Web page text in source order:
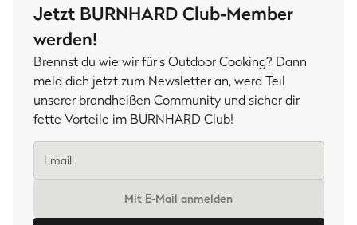
Jetzt BURNHARD Club-Member
werden!
Brennst du wie wir für’s Outdoor Cooking? Dann
meld dich jetzt zum Newsletter an, werd Teil
unserer brandheißen Community und sicher dir
fette Vorteile im BURNHARD Club!
Mit E-Mail anmelden